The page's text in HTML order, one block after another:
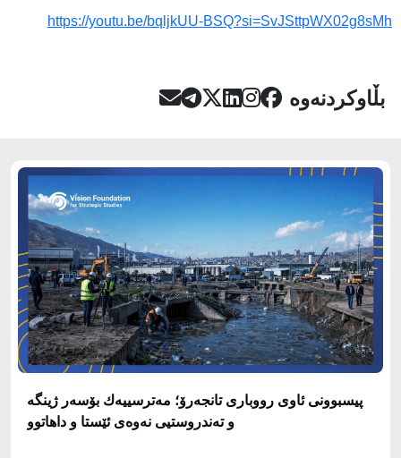
https://youtu.be/bqljkUU-BSQ?si=SvJSttpWX02g8sMh
بڵاوکردنەوە
پيسبوونى ئاوى رووبارى تانجه‌رۆ؛ مه‌ترسييه‌ك بۆسه‌ر ژينگه‌
و ته‌ندروستيى نه‌وه‌ى ئێستا و داهاتوو